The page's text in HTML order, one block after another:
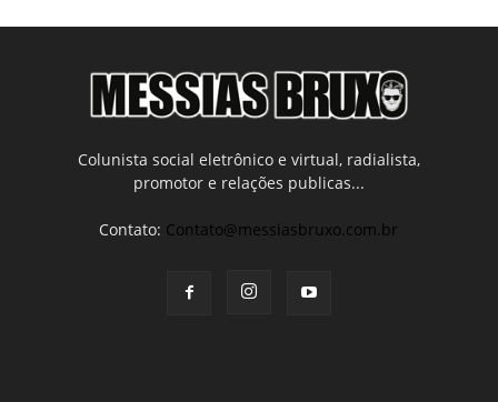
Colunista social eletrônico e virtual, radialista,
promotor e relações publicas...
Contato: Contato@messiasbruxo.com.br